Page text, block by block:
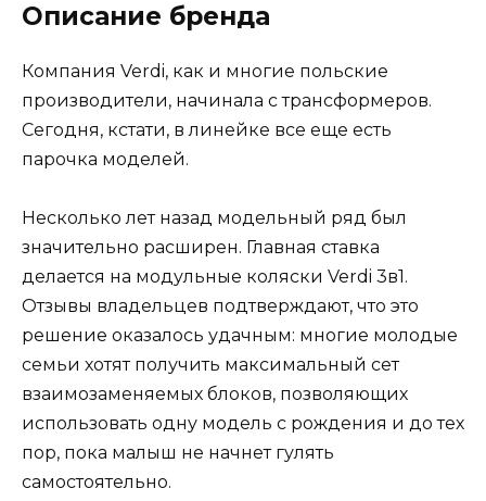
Описание бренда
Компания Verdi, как и многие польские
производители, начинала с трансформеров.
Сегодня, кстати, в линейке все еще есть
парочка моделей.
Несколько лет назад модельный ряд был
значительно расширен. Главная ставка
делается на модульные коляски Verdi 3в1.
Отзывы владельцев подтверждают, что это
решение оказалось удачным: многие молодые
семьи хотят получить максимальный сет
взаимозаменяемых блоков, позволяющих
использовать одну модель с рождения и до тех
пор, пока малыш не начнет гулять
самостоятельно.